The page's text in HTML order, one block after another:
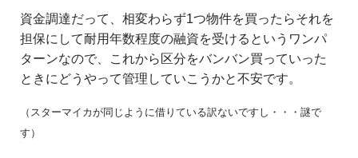
資金調達だって、相変わらず1つ物件を買ったらそれを
担保にして耐用年数程度の融資を受けるというワンパ
ターンなので、これから区分をバンバン買っていった
ときにどうやって管理していこうかと不安です。
（スターマイカが同じように借りている訳ないですし・・・謎で
す）